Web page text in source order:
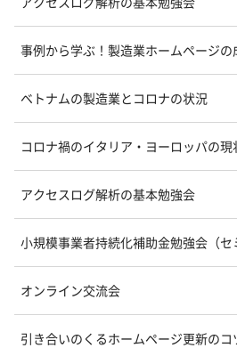
事例から学ぶ！製造業ホームページ
ベトナムの製造業とコロナの状況
コロナ禍のイタリア・ヨーロッパの現
アクセスログ解析の基本勉強会
小規模事業者持続化補助金勉強会（セ
オンライン交流会
引き合いのくるホームページ更新のコ